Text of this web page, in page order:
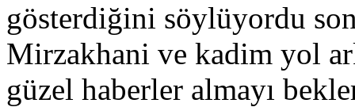
gösterdiğini söylüyordu
Mirzakhani ve kadim yol
güzel haberler almayı